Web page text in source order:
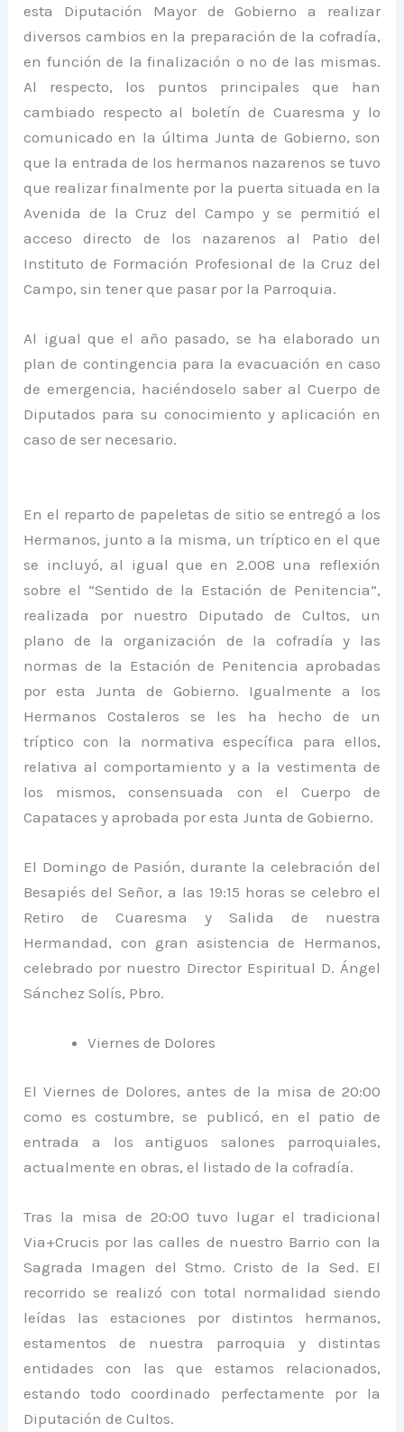
esta Diputación Mayor de Gobierno a realizar
diversos cambios en la preparación de la cofradía,
en función de la finalización o no de las mismas.
Al respecto, los puntos principales que han
cambiado respecto al boletín de Cuaresma y lo
comunicado en la última Junta de Gobierno, son
que la entrada de los hermanos nazarenos se tuvo
que realizar finalmente por la puerta situada en la
Avenida de la Cruz del Campo y se permitió el
acceso directo de los nazarenos al Patio del
Instituto de Formación Profesional de la Cruz del
Campo, sin tener que pasar por la Parroquia.
Al igual que el año pasado, se ha elaborado un
plan de contingencia para la evacuación en caso
de emergencia, haciéndoselo saber al Cuerpo de
Diputados para su conocimiento y aplicación en
caso de ser necesario.
En el reparto de papeletas de sitio se entregó a los
Hermanos, junto a la misma, un tríptico en el que
se incluyó, al igual que en 2.008 una reflexión
sobre el “Sentido de la Estación de Penitencia”,
realizada por nuestro Diputado de Cultos, un
plano de la organización de la cofradía y las
normas de la Estación de Penitencia aprobadas
por esta Junta de Gobierno. Igualmente a los
Hermanos Costaleros se les ha hecho de un
tríptico con la normativa específica para ellos,
relativa al comportamiento y a la vestimenta de
los mismos, consensuada con el Cuerpo de
Capataces y aprobada por esta Junta de Gobierno.
El Domingo de Pasión, durante la celebración del
Besapiés del Señor, a las 19:15 horas se celebro el
Retiro de Cuaresma y Salida de nuestra
Hermandad, con gran asistencia de Hermanos,
celebrado por nuestro Director Espiritual D. Ángel
Sánchez Solís, Pbro.
Viernes de Dolores
El Viernes de Dolores, antes de la misa de 20:00
como es costumbre, se publicó, en el patio de
entrada a los antiguos salones parroquiales,
actualmente en obras, el listado de la cofradía.
Tras la misa de 20:00 tuvo lugar el tradicional
Via+Crucis por las calles de nuestro Barrio con la
Sagrada Imagen del Stmo. Cristo de la Sed. El
recorrido se realizó con total normalidad siendo
leídas las estaciones por distintos hermanos,
estamentos de nuestra parroquia y distintas
entidades con las que estamos relacionados,
estando todo coordinado perfectamente por la
Diputación de Cultos.